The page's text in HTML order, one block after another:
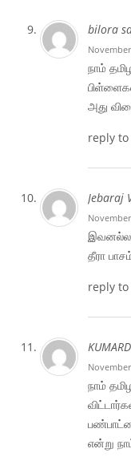
bilora
நாம்
அது
reply
Jebaraj
தீரா
reply
நாம்
என்று